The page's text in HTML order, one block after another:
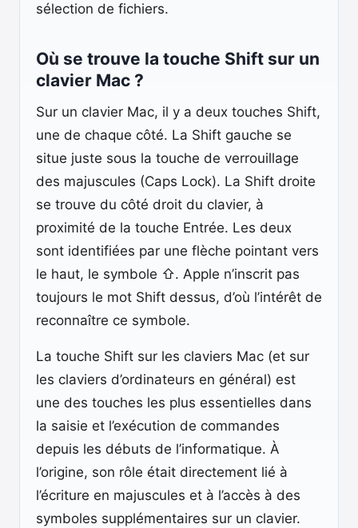
sélection de fichiers.
Où se trouve la touche Shift sur un
clavier Mac ?
Sur un clavier Mac, il y a deux touches Shift,
une de chaque côté. La Shift gauche se
situe juste sous la touche de verrouillage
des majuscules (Caps Lock). La Shift droite
se trouve du côté droit du clavier, à
proximité de la touche Entrée. Les deux
sont identifiées par une flèche pointant vers
le haut, le symbole ⇧. Apple n’inscrit pas
toujours le mot Shift dessus, d’où l’intérêt de
reconnaître ce symbole.
La touche Shift sur les claviers Mac (et sur
les claviers d’ordinateurs en général) est
une des touches les plus essentielles dans
la saisie et l’exécution de commandes
depuis les débuts de l’informatique. À
l’origine, son rôle était directement lié à
l’écriture en majuscules et à l’accès à des
symboles supplémentaires sur un clavier.